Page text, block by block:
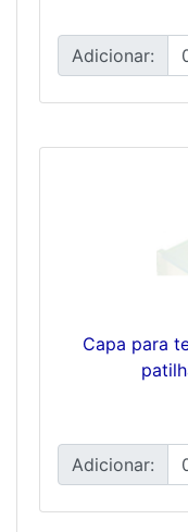
Adicionar:
Capa para
Adicionar: